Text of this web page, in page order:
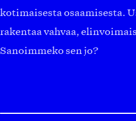
kotimaisesta osaamisesta.
rakentaa vahvaa,
Sanoimmeko sen jo?